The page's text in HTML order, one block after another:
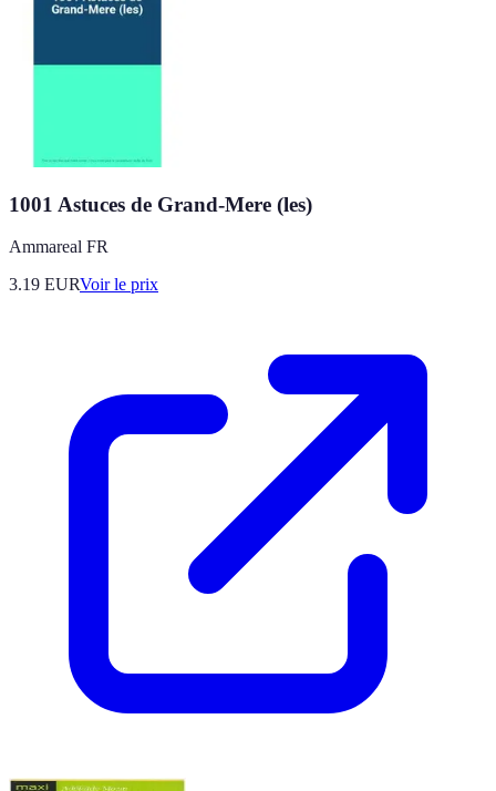
1001 Astuces de Grand-Mere (les)
Ammareal FR
3.19 EURVoir le prix